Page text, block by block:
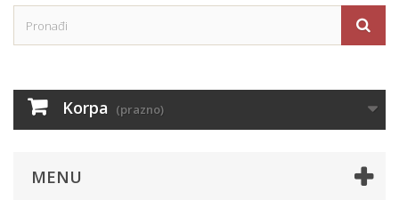
Korpa (prazno)
MENU